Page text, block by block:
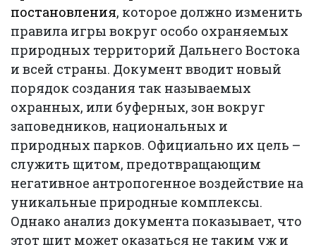
постановления, которое должно изменить
правила игры вокруг особо охраняемых
природных территорий Дальнего Востока
и всей страны. Документ вводит новый
порядок создания так называемых
охранных, или буферных, зон вокруг
заповедников, национальных и
природных парков. Официально их цель –
служить щитом, предотвращающим
негативное антропогенное воздействие на
уникальные природные комплексы.
Однако анализ документа показывает, что
этот щит может оказаться не таким уж и